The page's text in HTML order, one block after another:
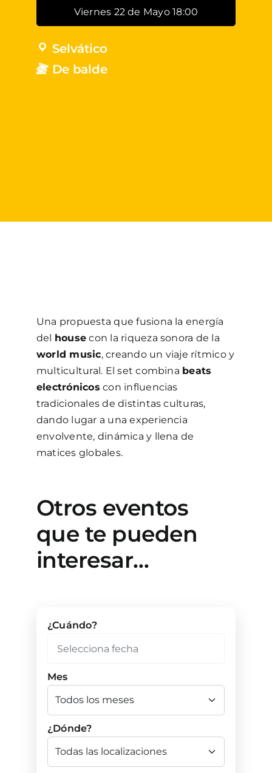
Viernes 22 de Mayo 18:00
Selvático
De balde
Una propuesta que fusiona la energía
del house con la riqueza sonora de la
world music, creando un viaje rítmico y
multicultural. El set combina beats
electrónicos con influencias
tradicionales de distintas culturas,
dando lugar a una experiencia
envolvente, dinámica y llena de
matices globales.
Otros eventos
que te pueden
interesar…
¿Cuándo?
Mes
¿Dónde?